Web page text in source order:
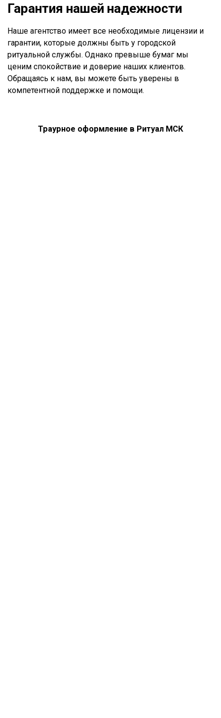
Гарантия нашей надежности
Наше агентство имеет все необходимые лицензии и
гарантии, которые должны быть у городской
ритуальной службы. Однако превыше бумаг мы
ценим спокойствие и доверие наших клиентов.
Обращаясь к нам, вы можете быть уверены в
компетентной поддержке и помощи.
Траурное оформление в Ритуал МСК